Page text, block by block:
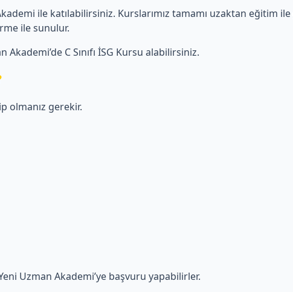
ile katılabilirsiniz. Kurslarımız tamamı uzaktan eğitim
ile sunulur.
C Sınıfı İSG Kursu alabilirsiniz.
olmanız gerekir.
Uzman Akademi’ye başvuru yapabilirler.